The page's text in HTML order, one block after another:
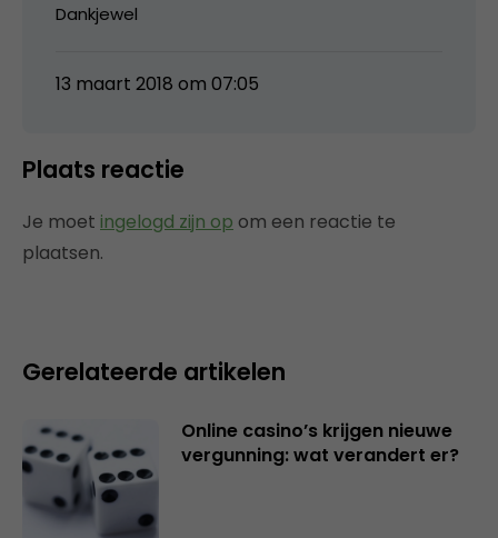
Dankjewel
13 maart 2018 om 07:05
Plaats reactie
Je moet ingelogd zijn op om een reactie te
plaatsen.
Gerelateerde artikelen
Online casino’s krijgen nieuwe
vergunning: wat verandert er?